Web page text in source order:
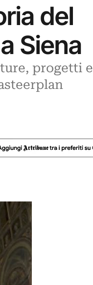
del
Siena
progetti e